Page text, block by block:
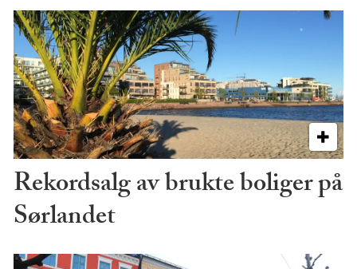
Rekordsalg av brukte boliger på
Sørlandet